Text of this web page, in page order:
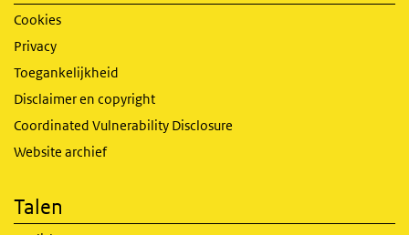
Cookies
Privacy
Toegankelijkheid
Disclaimer en copyright
Coordinated Vulnerability Disclosure
Website archief
Talen